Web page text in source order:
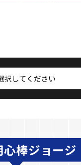
棒ジョージ